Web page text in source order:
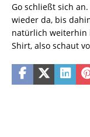
Go schließt sich
wieder da, bis
natürlich weiterhin
Shirt, also schaut